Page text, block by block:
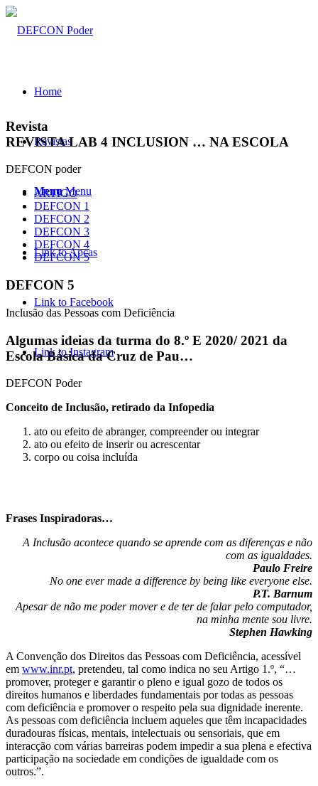
Home
Revistas
Menu Menu
Link to Apcas
Link to Facebook
Link to Instagram
Revista
REVISTA LAB 4 INCLUSION … NA ESCOLA
DEFCON poder
ARTIGO
DEFCON 1
DEFCON 2
DEFCON 3
DEFCON 4
DEFCON 5
DEFCON 5
Inclusão das Pessoas com Deficiência
Algumas ideias da turma do 8.º E 2020/ 2021 da
Escola Básica da Cruz de Pau…
DEFCON Poder
Conceito de Inclusão, retirado da Infopedia
ato ou efeito de abranger, compreender ou integrar
ato ou efeito de inserir ou acrescentar
corpo ou coisa incluída
Frases Inspiradoras…
A Inclusão acontece quando se aprende com as diferenças e não
com as igualdades.
Paulo Freire
No one ever made a difference by being like everyone else.
P.T. Barnum
Apesar de não me poder mover e de ter de falar pelo computador,
na minha mente sou livre.
Stephen Hawking
A Convenção dos Direitos das Pessoas com Deficiência, acessível
em www.inr.pt, pretendeu, tal como indica no seu Artigo 1.º, “…
promover, proteger e garantir o pleno e igual gozo de todos os
direitos humanos e liberdades fundamentais por todas as pessoas
com deficiência e promover o respeito pela sua dignidade inerente.
As pessoas com deficiência incluem aqueles que têm incapacidades
duradouras físicas, mentais, intelectuais ou sensoriais, que em
interacção com várias barreiras podem impedir a sua plena e efectiva
participação na sociedade em condições de igualdade com os
outros.”.